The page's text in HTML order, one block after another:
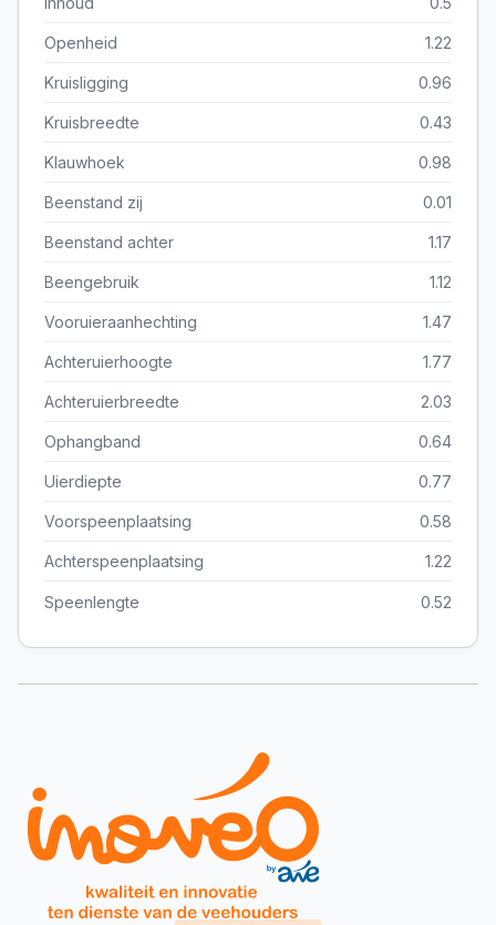
Openheid 1.22
Kruisligging 0.96
Kruisbreedte 0.43
Klauwhoek 0.98
Beenstand zij 0.01
Beenstand achter 1.17
Beengebruik 1.12
Vooruieraanhechting 1.47
Achteruierhoogte 1.77
Achteruierbreedte 2.03
Ophangband 0.64
Uierdiepte 0.77
Voorspeenplaatsing 0.58
Achterspeenplaatsing 1.22
Speenlengte 0.52